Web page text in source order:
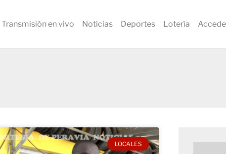
Transmisión en vivo Noticias Deportes Lotería
LOCALES